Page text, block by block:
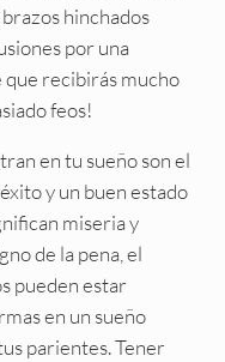
hinchados
por una
que recibirás mucho
feos!
en tu sueño son el
y un buen estado
miseria y
de la pena, el
pueden estar
en un sueño
parientes. Tener